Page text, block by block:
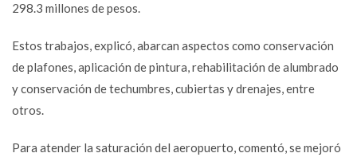
298.3 millones de pesos.
Estos trabajos, explicó, abarcan aspectos como conservación
de plafones, aplicación de pintura, rehabilitación de alumbrado
y conservación de techumbres, cubiertas y drenajes, entre
otros.
Para atender la saturación del aeropuerto, comentó, se mejoró